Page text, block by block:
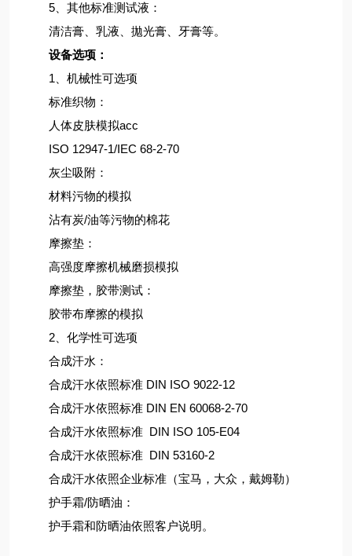
5、其他标准测试液：
清洁膏、乳液、拋光膏、牙膏等。
设备选项：
1、机械性可选项
标准织物：
人体皮肤模拟acc
ISO 12947-1/IEC 68-2-70
灰尘吸附：
材料污物的模拟
沾有炭/油等污物的棉花
摩擦垫：
高强度摩擦机械磨损模拟
摩擦垫，胶带测试：
胶带布摩擦的模拟
2、化学性可选项
合成汗水：
合成汗水依照标准 DIN ISO 9022-12
合成汗水依照标准 DIN EN 60068-2-70
合成汗水依照标准 DIN ISO 105-E04
合成汗水依照标准 DIN 53160-2
合成汗水依照企业标准（宝马，大众，戴姆勒）
护手霜/防晒油：
护手霜和防晒油依照客户说明。